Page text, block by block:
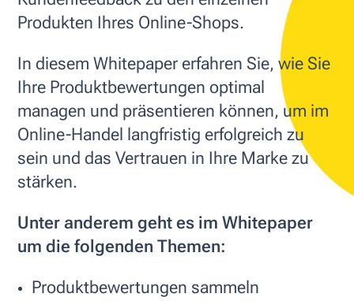
Produkten Ihres Online-Shops.
In diesem Whitepaper erfahren Sie, wie Sie
Ihre Produktbewertungen optimal
managen und präsentieren können, um im
Online-Handel langfristig erfolgreich zu
sein und das Vertrauen in Ihre Marke zu
stärken.
Unter anderem geht es im Whitepaper
um die folgenden Themen:
Produktbewertungen sammeln